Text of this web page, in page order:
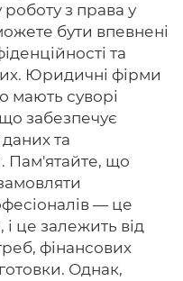
з права у
бути впевнені
та
Юридичні фірми
мають суворі
забезпечує
та
Пам'ятайте, що
— це
це залежить від
фінансових
Однак,